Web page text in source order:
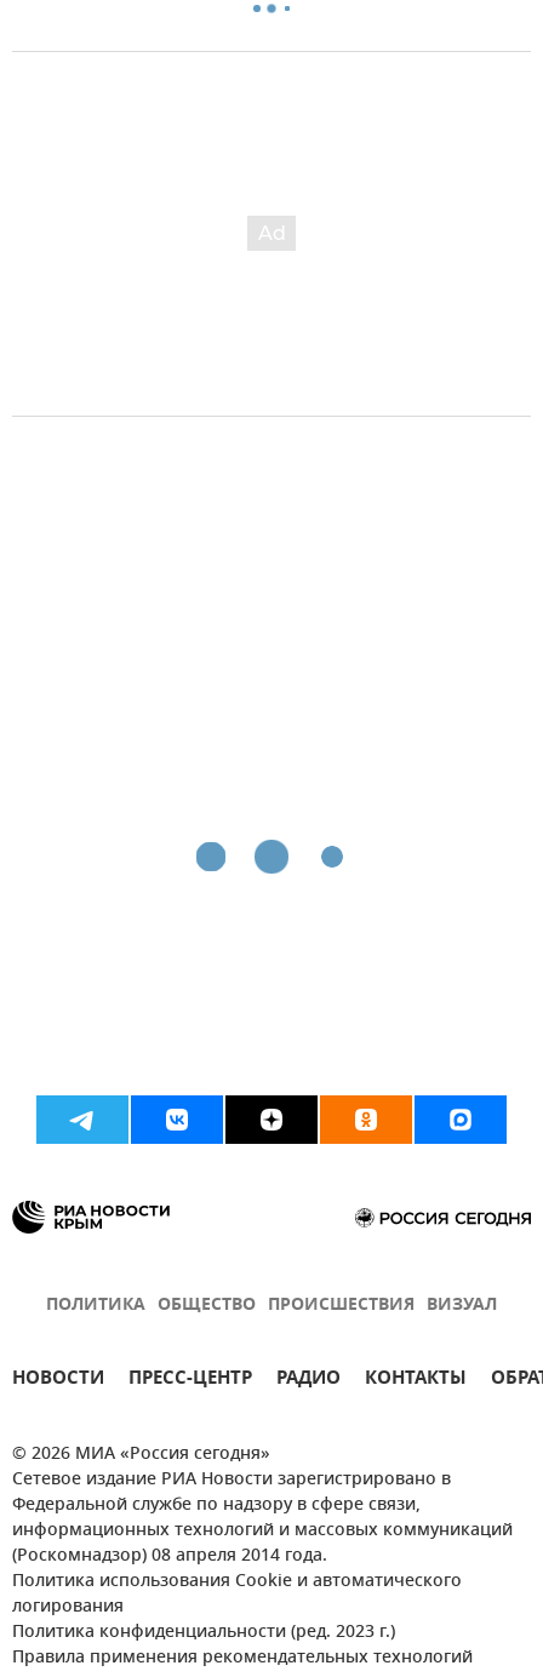
ПОЛИТИКА ОБЩЕСТВО ПРОИСШЕСТВИЯ ВИЗУАЛ
НОВОСТИ ПРЕСС-ЦЕНТР РАДИО КОНТАКТЫ
© 2026 МИА «Россия сегодня»
Сетевое издание РИА Новости зарегистрировано в
Федеральной службе по надзору в сфере связи,
информационных технологий и массовых коммуникаций
(Роскомнадзор) 08 апреля 2014 года.
Политика использования Cookie и автоматического
логирования
Политика конфиденциальности (ред. 2023 г.)
Правила применения рекомендательных технологий